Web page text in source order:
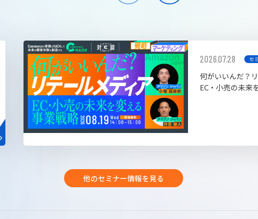
2026.07.28 セ
何がいいんだ？
EC・小売の未来
他のセミナー情報を見る